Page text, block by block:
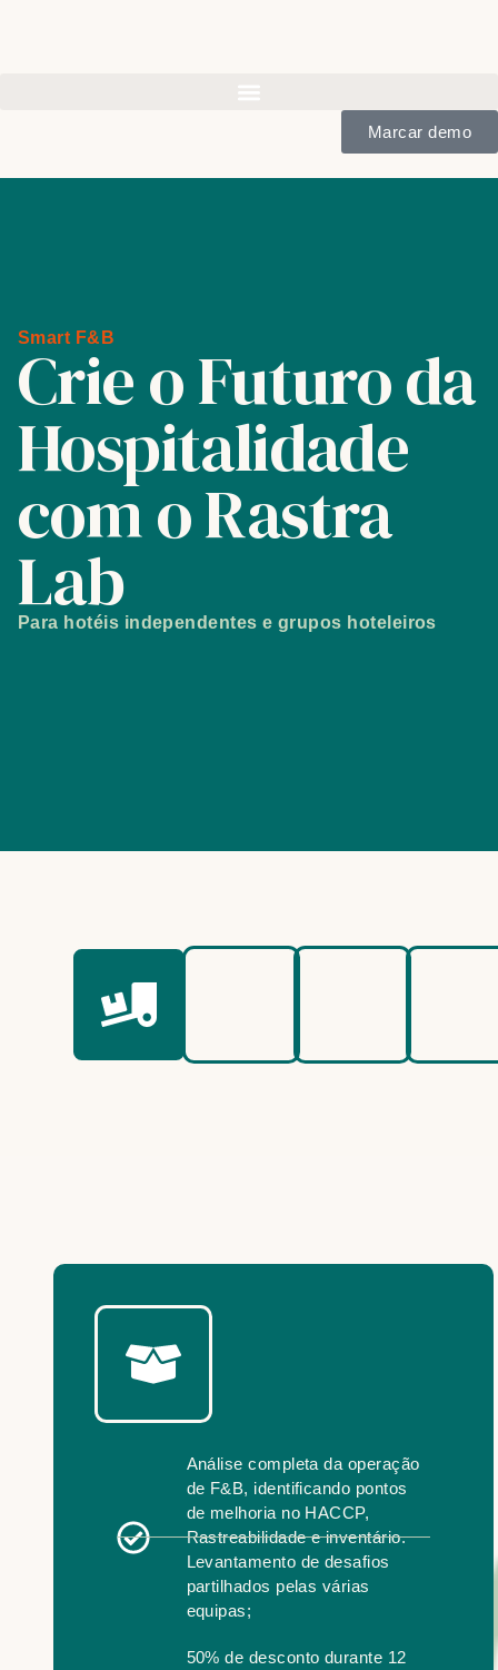
Marcar demo
Smart F&B
Crie o Futuro da
Hospitalidade
com o Rastra
Lab
Para hotéis independentes e grupos hoteleiros
Análise completa da operação
de F&B, identificando pontos
de melhoria no HACCP,
Rastreabilidade e inventário.
Levantamento de desafios
partilhados pelas várias
equipas;
50% de desconto durante 12